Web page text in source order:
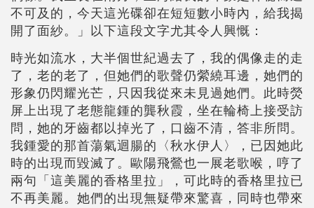
不可及的，今天這光碟卻在短短數小時內，給我揭
開了面紗。」以下這段文字尤其令人興慨：
時光如流水，大半個世紀過去了，我的偶像走的走
了，老的老了，但她們的歌聲仍縈繞耳邊，她們的
形象仍閃耀光芒，只因我從來未見過她們。此時熒
屏上出現了老態龍鍾的龔秋霞，坐在輪椅上接受訪
問，她的牙齒都以掉光了，口齒不清，答非所問。
我鍾愛的那首蕩氣迴腸的〈秋水伊人〉，已因她此
時的出現而毀滅了。歐陽飛鶯也一展老歌喉，哼了
兩句「這美麗的香格里拉」，可此時的香格里拉已
不再美麗。她們的出現無疑帶來驚喜，同時也帶來